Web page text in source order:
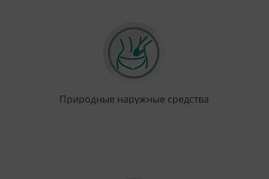
Природные наружные средства